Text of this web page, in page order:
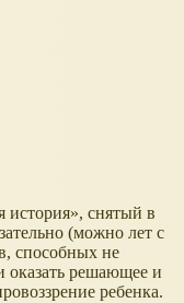
история , снятый в
(можно лет с
способных не
оказать решающее и
ребенка.